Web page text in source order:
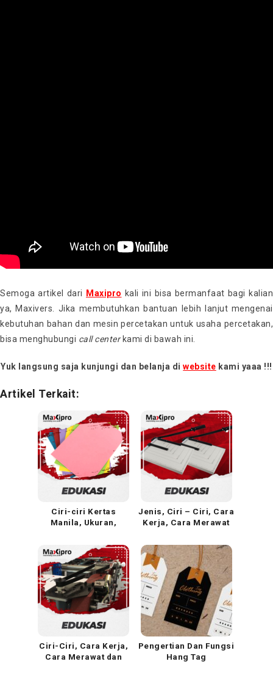
Semoga artikel dari Maxipro kali ini bisa bermanfaat bagi kalian
ya, Maxivers. Jika membutuhkan bantuan lebih lanjut mengenai
kebutuhan bahan dan mesin percetakan untuk usaha percetakan,
bisa menghubungi call centerkami di bawah ini.
Yuk langsung saja kunjungi dan belanja diwebsite kami yaaa !!!
Artikel Terkait:
Ciri-ciri Kertas
Manila, Ukuran,
Pengertian
Jenis, Ciri – Ciri, Cara
Kerja, Cara Merawat
Pemotong Kertas
Ciri-Ciri, Cara Kerja,
Cara Merawat dan
Pengertian Dan Fungsi
Hang Tag